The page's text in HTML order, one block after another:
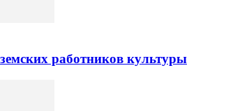
работников культуры